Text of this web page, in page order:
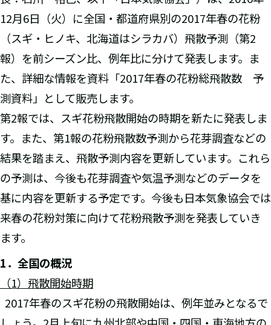
12月6日（火）に全国・都道府県別の2017年春の花粉
（スギ・ヒノキ、北海道はシラカバ）飛散予測（第2
報）を前シーズン比、例年比に分けて発表します。ま
た、詳細な情報を資料「2017年春の花粉総飛散数 予
測資料」として販売します。
第2報では、スギ花粉飛散開始の時期を新たに発表しま
す。また、第1報の花粉飛散数予測から花芽調査などの
結果を踏まえ、飛散予測内容を更新しています。これら
の予測は、今後も花芽調査や気温予測などのデータを
基に内容を更新する予定です。今後も日本気象協会では
来春の花粉対策に向けて花粉飛散予測を発表していき
ます。
1．全国の概況
（1）飛散開始時期
2017年春のスギ花粉の飛散開始は、例年並みとなるで